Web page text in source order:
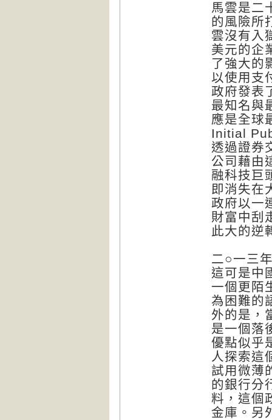
馬雲是二
的風險所
雲沒有入
美元的企
了強大的
以使用支
政府發表
最知名與
應是全球
Initial
透過證券
公司藉由
融科技巨
即消失在
政府以一
財富中刮
此大的逆
二○一三
這可是中
一個更陌
為困難的
外的是，
是一個落
優點似乎
人探索這
試用微薄
的銀行分
料，這個
金庫。另